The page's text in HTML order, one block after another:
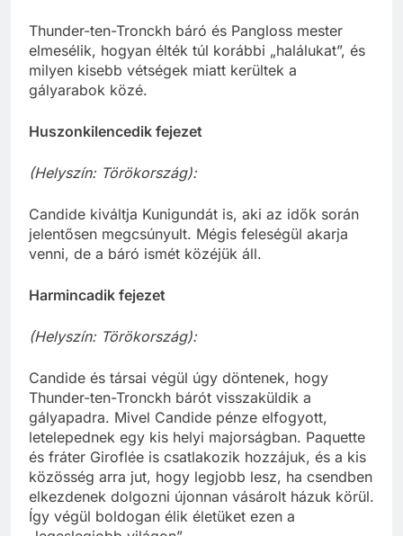
Thunder-ten-Tronckh báró és Pangloss mester
elmesélik, hogyan élték túl korábbi „halálukat”, és
milyen kisebb vétségek miatt kerültek a
gályarabok közé.
Huszonkilencedik fejezet
(Helyszín: Törökország):
Candide kiváltja Kunigundát is, aki az idők során
jelentősen megcsúnyult. Mégis feleségül akarja
venni, de a báró ismét közéjük áll.
Harmincadik fejezet
(Helyszín: Törökország):
Candide és társai végül úgy döntenek, hogy
Thunder-ten-Tronckh bárót visszaküldik a
gályapadra. Mivel Candide pénze elfogyott,
letelepednek egy kis helyi majorságban. Paquette
és fráter Giroflée is csatlakozik hozzájuk, és a kis
közösség arra jut, hogy legjobb lesz, ha csendben
elkezdenek dolgozni újonnan vásárolt házuk körül.
Így végül boldogan élik életüket ezen a